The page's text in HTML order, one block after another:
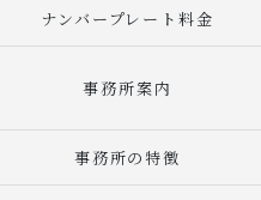
ナンバープレート料金
事務所案内
事務所の特徴